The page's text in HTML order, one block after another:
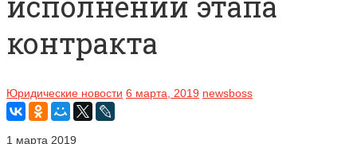
контракта
Юридические новости 6 марта, 2019 newsboss
1 марта 2019